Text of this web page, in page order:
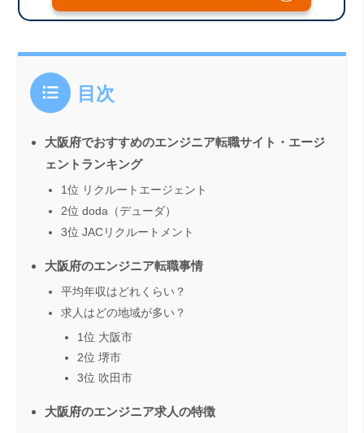
目次
大阪府でおすすめのエンジニア転職サイト・エージ
ェントランキング
1位 リクルートエージェント
2位 doda（デューダ）
3位 JACリクルートメント
大阪府のエンジニア転職事情
平均年収はどれくらい？
求人はどの地域が多い？
1位 大阪市
2位 堺市
3位 吹田市
大阪府のエンジニア求人の特徴